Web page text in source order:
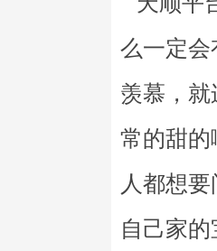
么一定会
羡慕，
常的甜的
人都想
自己家